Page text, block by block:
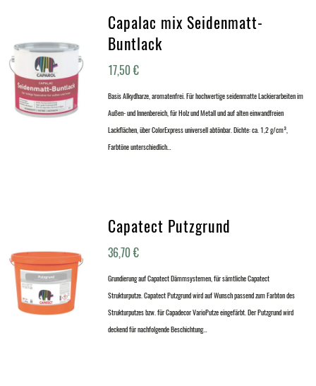
Capalac mix Seidenmatt-
Buntlack
17,50€
Basis Alkydharze, aromatenfrei. Für hochwertige seidenmatte Lackierarbeiten im
Außen- und Innenbereich, für Holz und Metall und auf alten einwandfreien
Lackflächen, über ColorExpress universell abtönbar. Dichte: ca. 1,2 g/cm³,
Farbtöne unterschiedlich…
Capatect Putzgrund
36,70€
Grundierung auf Capatect Dämmsystemen, für sämtliche Capatect
Strukturputze. Capatect Putzgrund wird auf Wunsch passend zum Farbton des
Strukturputzes bzw. für Capadecor VarioPutze eingefärbt. Der Putzgrund wird
deckend für nachfolgende Beschichtung…